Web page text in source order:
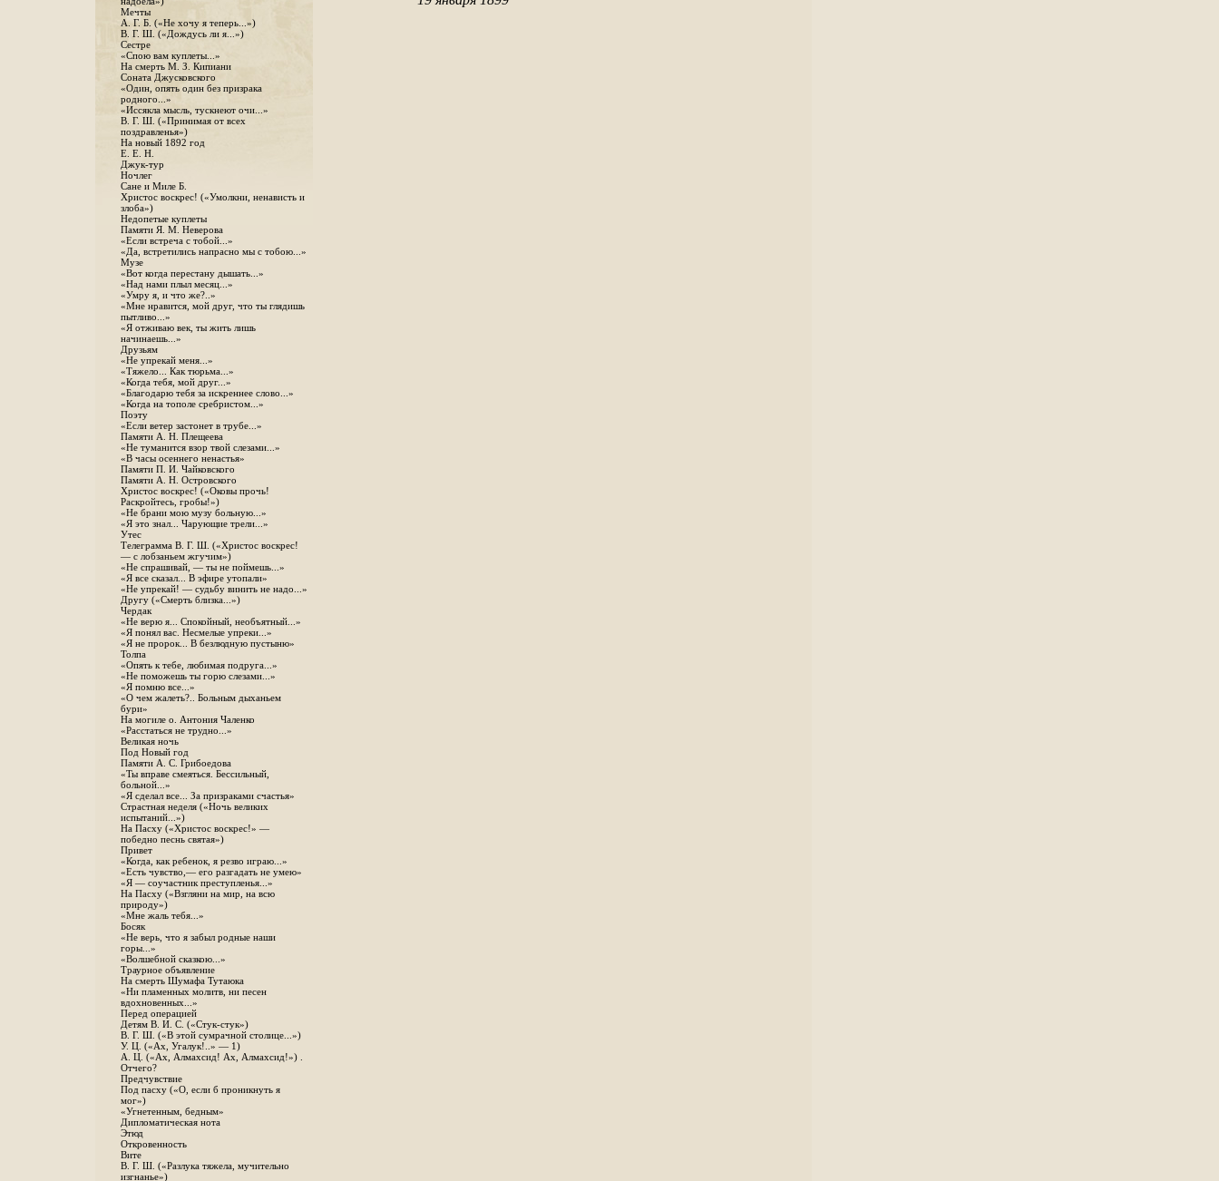
Мечты
А. Г. Б. («Не хочу я теперь...»)
В. Г. Ш. («Дождусь ли я...»)
Сестре
«Спою вам куплеты...»
На смерть М. З. Кипиани
Соната Джусковского
«Один, опять один без призрака
родного...»
«Иссякла мысль, тускнеют очи...»
В. Г. Ш. («Принимая от всех
поздравленья»)
На новый 1892 год
Е. Е. Н.
Джук-тур
Ночлег
Сане и Миле Б.
Христос воскрес! («Умолкни, ненависть и
злоба»)
Недопетые куплеты
Памяти Я. М. Неверова
«Если встреча с тобой...»
«Да, встретились напрасно мы с тобою...»
Музе
«Вот когда перестану дышать...»
«Над нами плыл месяц...»
«Умру я, и что же?..»
«Мне нравится, мой друг, что ты глядишь
пытливо...»
«Я отживаю век, ты жить лишь
начинаешь...»
Друзьям
«Не упрекай меня...»
«Тяжело... Как тюрьма...»
«Когда тебя, мой друг...»
«Благодарю тебя за искреннее слово...»
«Когда на тополе сребристом...»
Поэту
«Если ветер застонет в трубе...»
Памяти А. Н. Плещеева
«Не туманится взор твой слезами...»
«В часы осеннего ненастья»
Памяти П. И. Чайковского
Памяти А. Н. Островского
Христос воскрес! («Оковы прочь!
Раскройтесь, гробы!»)
«Не брани мою музу больную...»
«Я это знал... Чарующие трели...»
Утес
Телеграмма В. Г. Ш. («Христос воскрес!
— с лобзаньем жгучим»)
«Не спрашивай, — ты не поймешь...»
«Я все сказал... В эфире утопали»
«Не упрекай! — судьбу винить не надо...»
Другу («Смерть близка...»)
Чердак
«Не верю я... Спокойный, необъятный...»
«Я понял вас. Несмелые упреки...»
«Я не пророк... В безлюдную пустыню»
Толпа
«Опять к тебе, любимая подруга...»
«Не поможешь ты горю слезами...»
«Я помню все...»
«О чем жалеть?.. Больным дыханьем
бури»
На могиле о. Антония Чаленко
«Расстаться не трудно...»
Великая ночь
Под Новый год
Памяти А. С. Грибоедова
«Ты вправе смеяться. Бессильный,
больной...»
«Я сделал все... За призраками счастья»
Страстная неделя («Ночь великих
испытаний...»)
На Пасху («Христос воскрес!» —
победно песнь святая»)
Привет
«Когда, как ребенок, я резво играю...»
«Есть чувство,— его разгадать не умею»
«Я — соучастник преступленья...»
На Пасху («Взгляни на мир, на всю
природу»)
«Мне жаль тебя...»
Босяк
«Не верь, что я забыл родные наши
горы...»
«Волшебной сказкою...»
Траурное объявление
На смерть Шумафа Тутаюка
«Ни пламенных молитв, ни песен
вдохновенных...»
Перед операцией
Детям В. И. С. («Стук-стук»)
В. Г. Ш. («В этой сумрачной столице...»)
У. Ц. («Ах, Угалук!..» — 1)
А. Ц. («Ах, Алмахсид! Ах, Алмахсид!») .
Отчего?
Предчувствие
Под пасху («О, если б проникнуть я
мог»)
«Угнетенным, бедным»
Дипломатическая нота
Этюд
Откровенность
Вите
B. Г. Ш. («Разлука тяжела, мучительно
изгнанье»)